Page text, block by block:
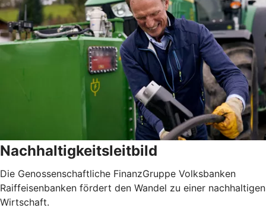
Nachhaltigkeitsleitbild
Die Genossenschaftliche FinanzGruppe Volksbanken
Raiffeisenbanken fördert den Wandel zu einer nachhaltigen
Wirtschaft.